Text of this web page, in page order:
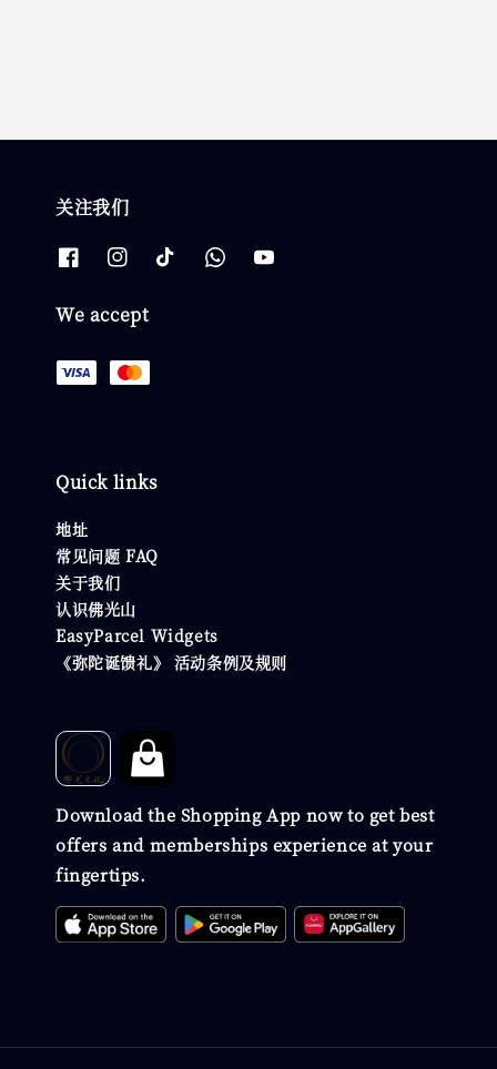
关注我们
We accept
Quick links
地址
常见问题 FAQ
关于我们
认识佛光山
EasyParcel Widgets
《弥陀诞馈礼》 活动条例及规则
Download the Shopping App now to get best
offers and memberships experience at your
fingertips.